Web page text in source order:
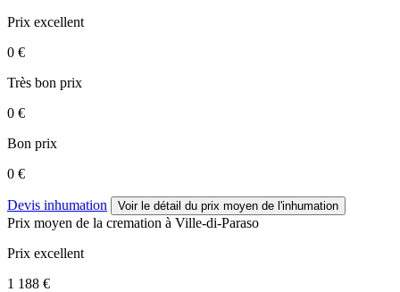
Prix excellent
0 €
Très bon prix
0 €
Bon prix
0 €
Devis inhumation Voir le détail du prix moyen de l'inhumation
Prix moyen de la cremation à Ville-di-Paraso
Prix excellent
1 188 €